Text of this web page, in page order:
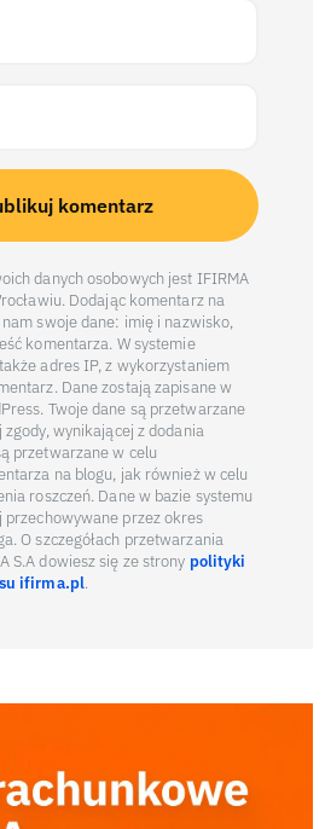
danych osobowych jest IFIRMA
Dodając komentarz na
swoje dane: imię i nazwisko,
komentarza. W systemie
adres IP, z wykorzystaniem
Dane zostają zapisane w
Twoje dane są przetwarzane
wynikającej z dodania
przetwarzane w celu
na blogu, jak również w celu
roszczeń. Dane w bazie systemu
przechowywane przez okres
O szczegółach przetwarzania
S.A dowiesz się ze strony polityki
ifirma.pl.